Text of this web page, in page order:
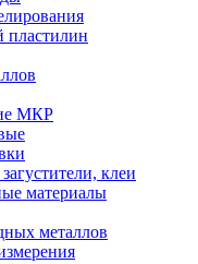
пластилин
МКР
клеи
материалы
металлов